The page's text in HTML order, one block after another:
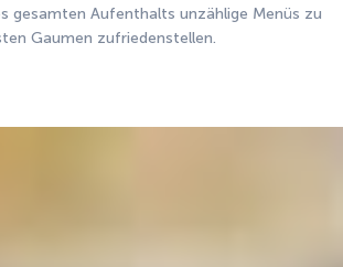
gesamten Aufenthalts unzählige Menüs zu
Gaumen zufriedenstellen.